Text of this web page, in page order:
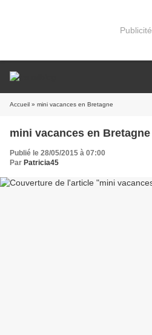
Publicité
Accueil » mini vacances en Bretagne
mini vacances en Bretagne
Publié le 28/05/2015 à 07:00
Par Patricia45